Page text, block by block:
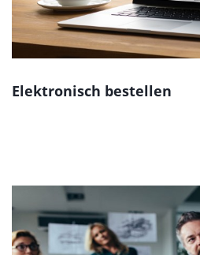
Elektronisch bestellen